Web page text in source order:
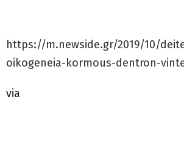
https://m.newside.gr/2019/10/
oikogeneia-kormous-dentron-
via